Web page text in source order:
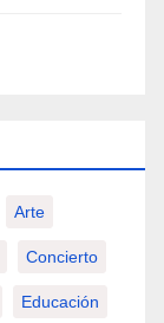
Arte
Concierto
Educación